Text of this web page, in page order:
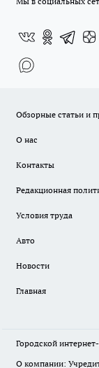
Обзорные статьи и
О нас
Контакты
Редакционная
Условия труда
Авто
Новости
Главная
Городской
О компании: